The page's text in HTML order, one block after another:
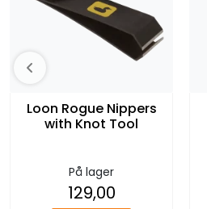
Loon Rogue Nippers
with Knot Tool
På lager
129,00